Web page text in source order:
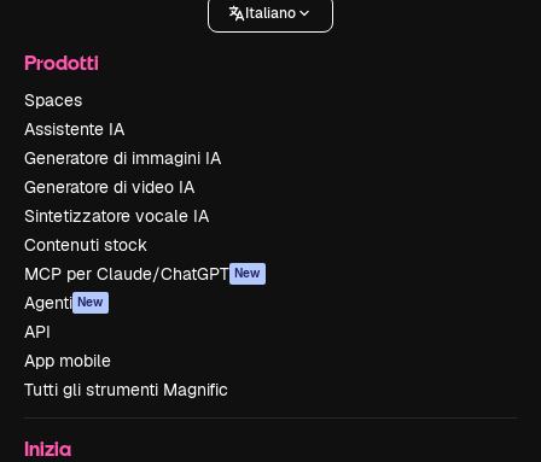
Italiano
Prodotti
Spaces
Assistente IA
Generatore di immagini IA
Generatore di video IA
Sintetizzatore vocale IA
Contenuti stock
MCP per Claude/ChatGPT New
Agenti New
API
App mobile
Tutti gli strumenti Magnific
Inizia